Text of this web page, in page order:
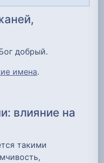
добрый.
имена.
влияние на
такими